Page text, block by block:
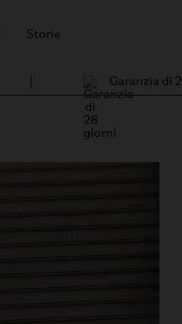
Storie
Garanzia di